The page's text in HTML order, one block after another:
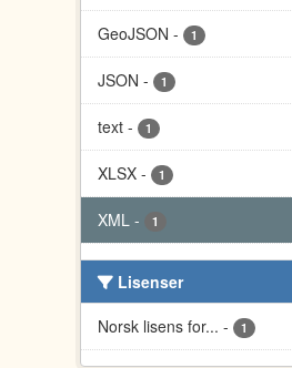
GeoJSON - 1
JSON - 1
text - 1
XLSX - 1
XML - 1
Lisenser
Norsk lisens for... - 1